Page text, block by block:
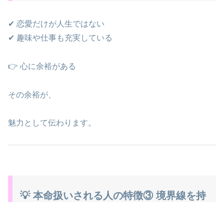
✔ 恋愛だけが人生ではない
✔ 趣味や仕事も充実している
👉 心に余裕がある
その余裕が、
魅力として伝わります。
💡 本命扱いされる人の特徴③ 境界線を持